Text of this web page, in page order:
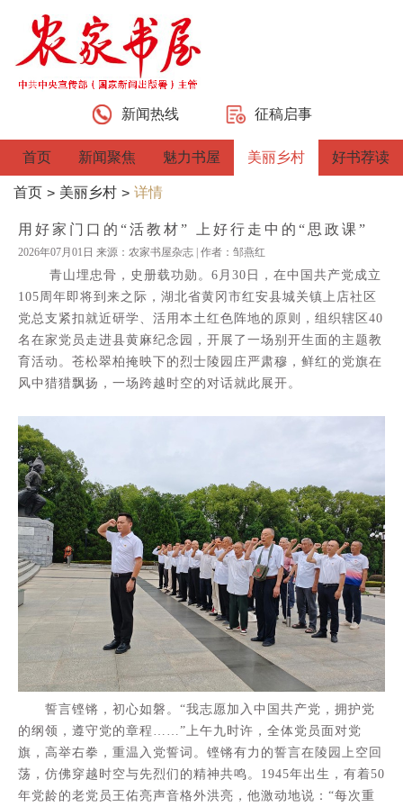
新闻热线 征稿启事
首页 新闻聚焦 魅力书屋 美丽乡村 好书荐读
首页 > 美丽乡村 > 详情
用好家门口的“活教材” 上好行走中的“思政课”
2026年07月01日 来源：农家书屋杂志 | 作者：邹燕红
青山埋忠骨，史册载功勋。6月30日，在中国共产党成立
105周年即将到来之际，湖北省黄冈市红安县城关镇上店社区
党总支紧扣就近研学、活用本土红色阵地的原则，组织辖区40
名在家党员走进县黄麻纪念园，开展了一场别开生面的主题教
育活动。苍松翠柏掩映下的烈士陵园庄严肃穆，鲜红的党旗在
风中猎猎飘扬，一场跨越时空的对话就此展开。
誓言铿锵，初心如磐。“我志愿加入中国共产党，拥护党
的纲领，遵守党的章程……”上午九时许，全体党员面对党
旗，高举右拳，重温入党誓词。铿锵有力的誓言在陵园上空回
荡，仿佛穿越时空与先烈们的精神共鸣。1945年出生，有着50
年党龄的老党员王佑亮声音格外洪亮，他激动地说：“每次重